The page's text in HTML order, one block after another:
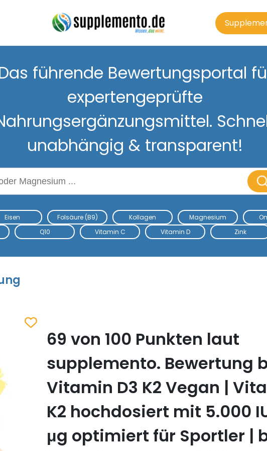
führende Bewertungsportal
expertengeprüfte
unabhängig & transparent!
Eisen Folsäure (B9) Kollagen Magnesium
Q10 Vitamin C Vitamin D Zink
Zum Merkzettel hinzufügen
69 von 100 Punkten laut
supplemento. Bewertung
Vitamin D3 K2 Vegan |
K2 hochdosiert mit 5.000
μg optimiert für Sportler |